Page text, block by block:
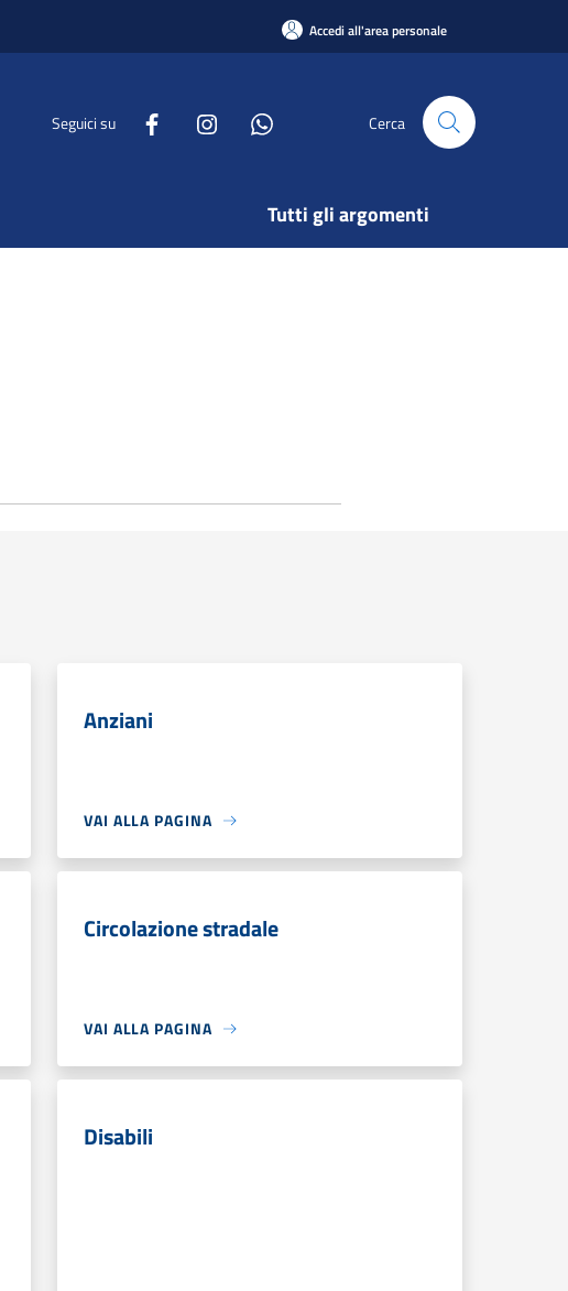
Accedi all'area personale
Seguici su Cerca
Tutti gli argomenti
Anziani
VAI ALLA PAGINA
Circolazione stradale
VAI ALLA PAGINA
Disabili